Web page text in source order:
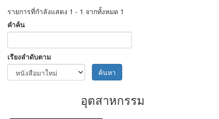
รายการที่กำลังแสดง 1 - 1 จากทั้งหมด 1
คำค้น
เรียงลำดับตาม
ค้นหา
อุตสาหกรรม